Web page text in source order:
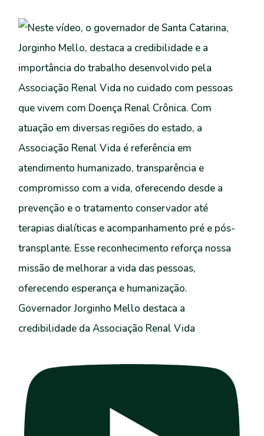
Governador Jorginho Mello destaca a
credibilidade da Associação Renal Vida